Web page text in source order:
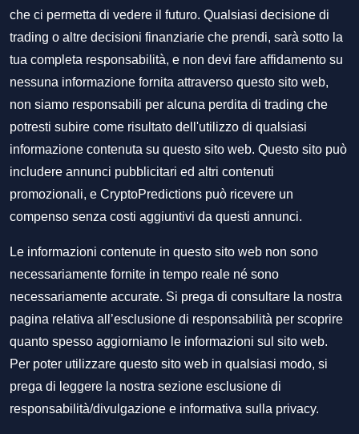
che ci permetta di vedere il futuro. Qualsiasi decisione di
trading o altre decisioni finanziarie che prendi, sarà sotto la
tua completa responsabilità, e non devi fare affidamento su
nessuna informazione fornita attraverso questo sito web,
non siamo responsabili per alcuna perdita di trading che
potresti subire come risultato dell'utilizzo di qualsiasi
informazione contenuta su questo sito web. Questo sito può
includere annunci pubblicitari ed altri contenuti
promozionali, e CryptoPredictions può ricevere un
compenso senza costi aggiuntivi da questi annunci.
Le informazioni contenute in questo sito web non sono
necessariamente fornite in tempo reale né sono
necessariamente accurate. Si prega di consultare la nostra
pagina relativa all’esclusione di responsabilità per scoprire
quanto spesso aggiorniamo le informazioni sul sito web.
Per poter utilizzare questo sito web in qualsiasi modo, si
prega di leggere la nostra sezione esclusione di
responsabilità/divulgazione e informativa sulla privacy.